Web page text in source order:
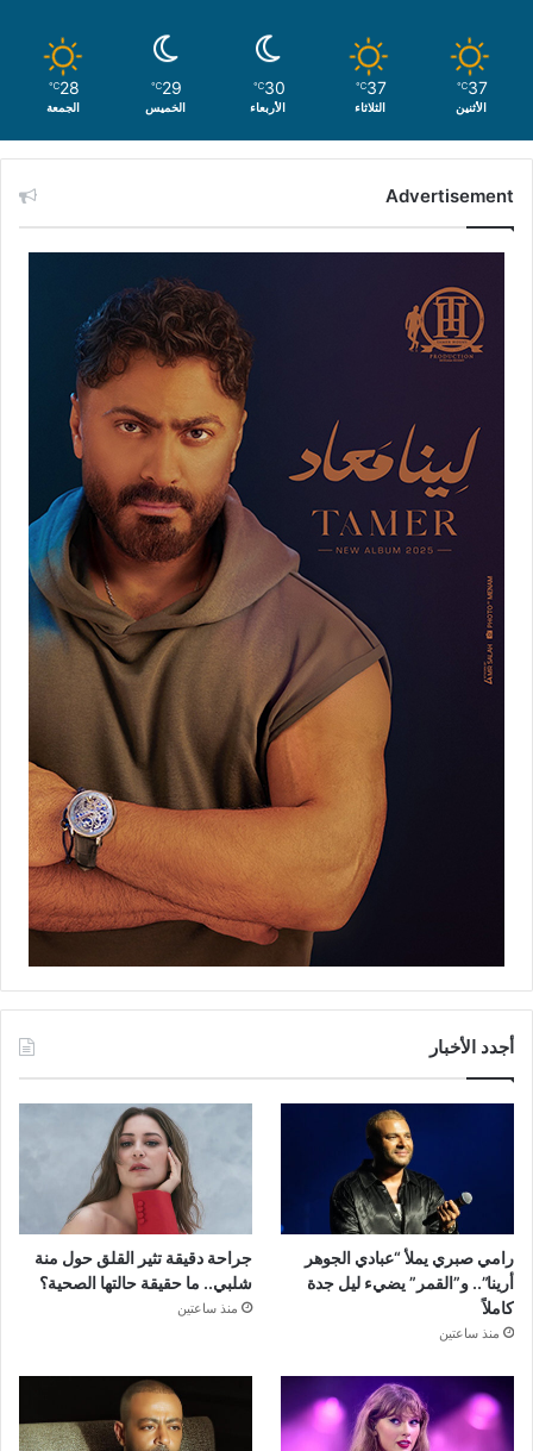
37
℃
الأثنين
37
℃
الثلاثاء
30
℃
الأربعاء
29
℃
الخميس
28
℃
الجمعة
Advertisement
أجدد الأخبار
رامي صبري يملأ “عبادي الجوهر
أرينا”.. و”القمر” يضيء ليل جدة
كاملاً
منذ ساعتين
جراحة دقيقة تثير القلق حول منة
شلبي.. ما حقيقة حالتها الصحية؟
منذ ساعتين